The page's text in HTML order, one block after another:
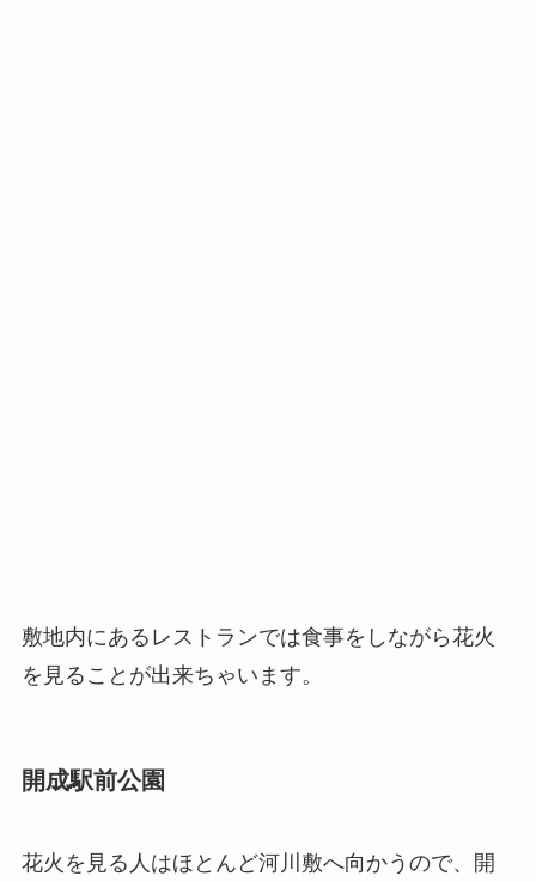
敷地内にあるレストランでは食事をしながら花火
を見ることが出来ちゃいます。
開成駅前公園
花火を見る人はほとんど河川敷へ向かうので、開